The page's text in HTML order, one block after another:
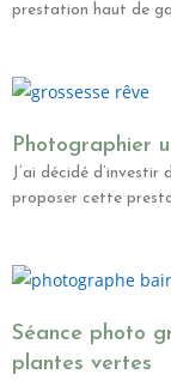
prestation haut de
Photographier
J’ai décidé
proposer cette
Séance photo
plantes vertes